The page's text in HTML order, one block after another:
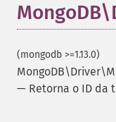
(mongodb >=1.13.0)
— Retorna o ID da